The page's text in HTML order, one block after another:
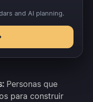
Mejor
Personas que
para construir
and AI planning.